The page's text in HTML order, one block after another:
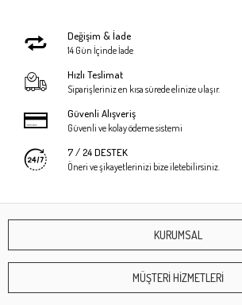
Değişim & İade
14 Gün İçinde İade
Hızlı Teslimat
Siparişleriniz en kısa sürede elinize ulaşır.
Güvenli Alışveriş
Güvenli ve kolay ödeme sistemi
7 / 24 DESTEK
Öneri ve şikayetlerinizi bize iletebilirsiniz.
KURUMSAL
MÜŞTERİ HİZMETLERİ